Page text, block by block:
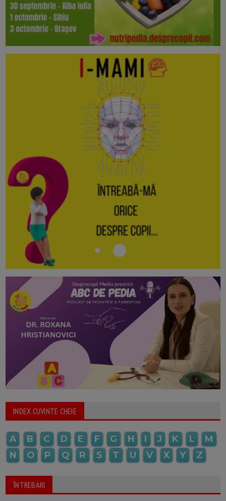
INDEX CUVINTE CHEIE
A B C D E F G H I J K L
M
N
O P Q R S T U V X Y Z
ÎNTREBARI